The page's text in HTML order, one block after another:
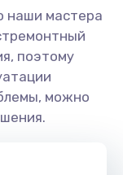
наши мастера
поэтому
можно